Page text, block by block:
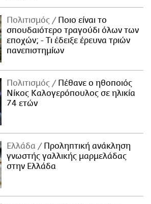
Πολιτισμός
Ποιο είναι το
σπουδαιότερο τραγούδι όλων των
εποχών; - Τι έδειξε έρευνα τριών
πανεπιστημίων
Πολιτισμός
Πέθανε ο ηθοποιός
Νίκος Καλογερόπουλος σε ηλικία
74 ετών
Ελλάδα
Προληπτική ανάκληση
γνωστής γαλλικής μαρμελάδας
στην Ελλάδα